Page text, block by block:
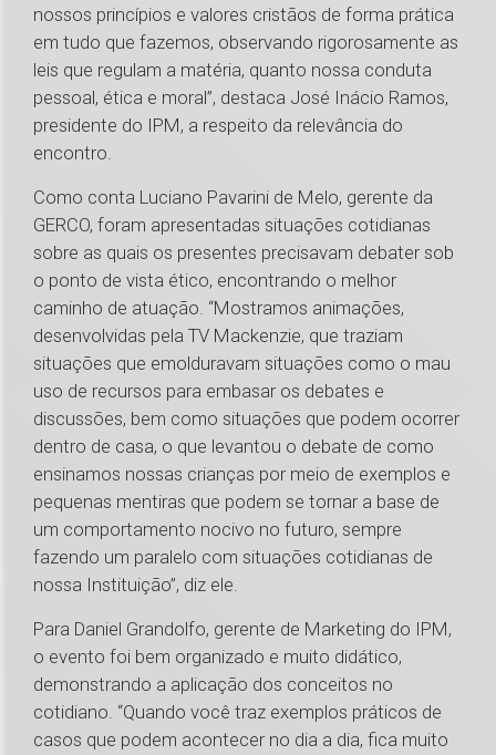
nossos princípios e valores cristãos de forma prática
em tudo que fazemos, observando rigorosamente as
leis que regulam a matéria, quanto nossa conduta
pessoal, ética e moral”, destaca José Inácio Ramos,
presidente do IPM, a respeito da relevância do
encontro.
Como conta Luciano Pavarini de Melo, gerente da
GERCO, foram apresentadas situações cotidianas
sobre as quais os presentes precisavam debater sob
o ponto de vista ético, encontrando o melhor
caminho de atuação. “Mostramos animações,
desenvolvidas pela TV Mackenzie, que traziam
situações que emolduravam situações como o mau
uso de recursos para embasar os debates e
discussões, bem como situações que podem ocorrer
dentro de casa, o que levantou o debate de como
ensinamos nossas crianças por meio de exemplos e
pequenas mentiras que podem se tornar a base de
um comportamento nocivo no futuro, sempre
fazendo um paralelo com situações cotidianas de
nossa Instituição”, diz ele.
Para Daniel Grandolfo, gerente de Marketing do IPM,
o evento foi bem organizado e muito didático,
demonstrando a aplicação dos conceitos no
cotidiano. “Quando você traz exemplos práticos de
casos que podem acontecer no dia a dia, fica muito